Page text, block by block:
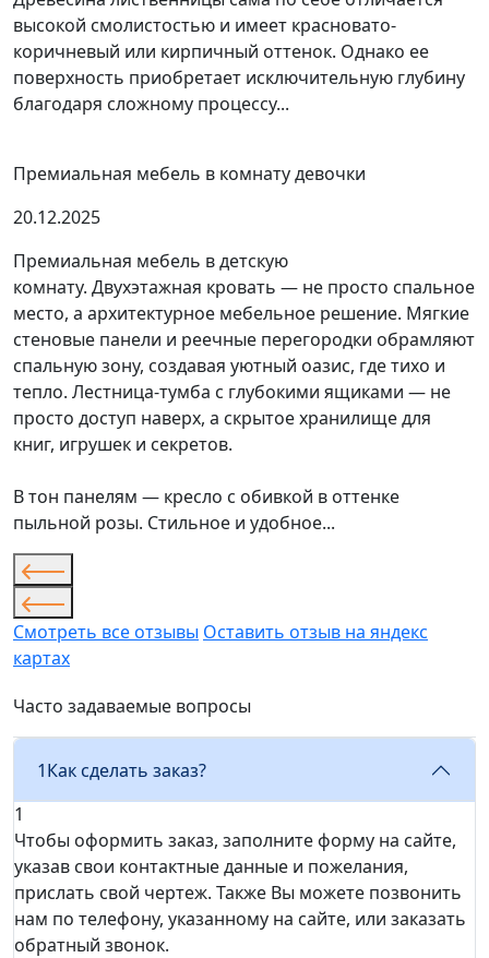
высокой смолистостью и имеет красновато-
коричневый или кирпичный оттенок. Однако ее
поверхность приобретает исключительную глубину
благодаря сложному процессу...
Премиальная мебель в комнату девочки
20.12.2025
Премиальная мебель в детскую
комнату. Двухэтажная кровать — не просто спальное
место, а архитектурное мебельное решение. Мягкие
стеновые панели и реечные перегородки обрамляют
спальную зону, создавая уютный оазис, где тихо и
тепло. Лестница-тумба с глубокими ящиками — не
просто доступ наверх, а скрытое хранилище для
книг, игрушек и секретов.
В тон панелям — кресло с обивкой в оттенке
пыльной розы. Стильное и удобное...
Смотреть все отзывы Оставить отзыв на яндекс
картах
Часто задаваемые вопросы
1Как сделать заказ?
1
Чтобы оформить заказ, заполните форму на сайте,
указав свои контактные данные и пожелания,
прислать свой чертеж. Также Вы можете позвонить
нам по телефону, указанному на сайте, или заказать
обратный звонок.